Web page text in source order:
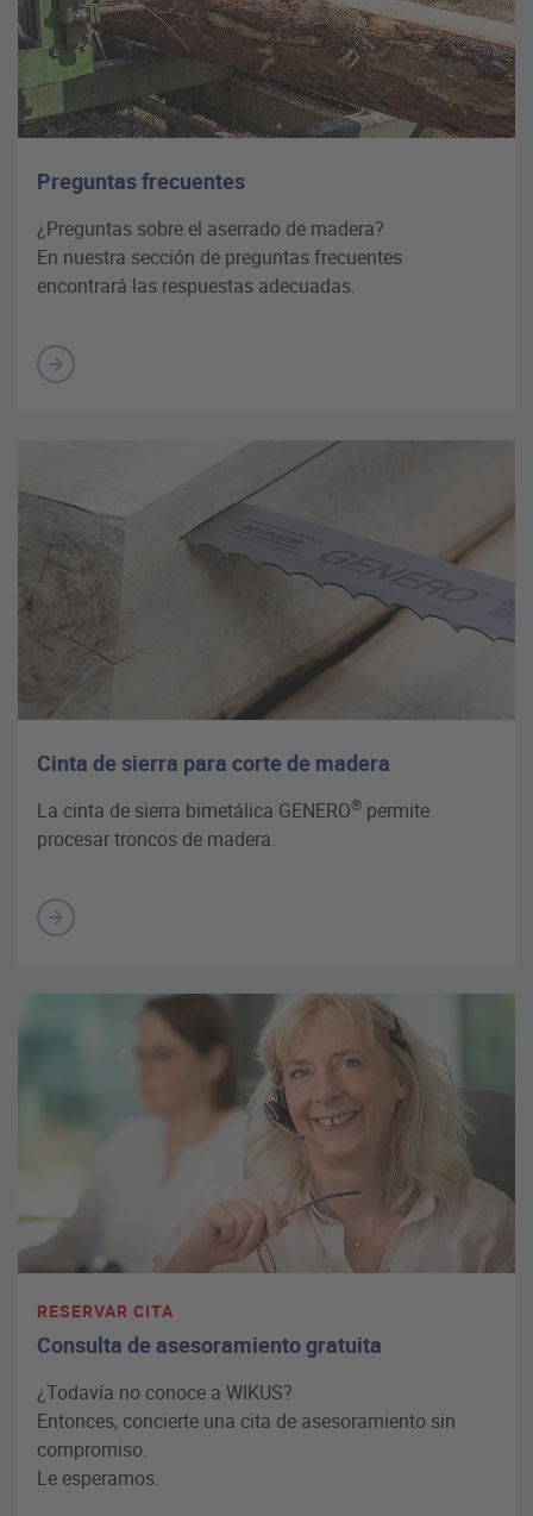
Preguntas frecuentes
¿Preguntas sobre el aserrado de madera?
En nuestra sección de preguntas frecuentes
encontrará las respuestas adecuadas.
Cinta de sierra para corte de madera
La cinta de sierra bimetálica GENERO® permite
procesar troncos de madera.
RESERVAR CITA
Consulta de asesoramiento gratuita
¿Todavía no conoce a WIKUS?
Entonces, concierte una cita de asesoramiento sin
compromiso.
Le esperamos.